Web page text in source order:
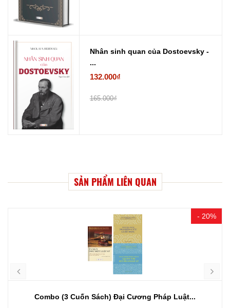
Nhân sinh quan của Dostoevsky -
...
132.000₫
165.000₫
SẢN PHẨM LIÊN QUAN
- 20%
Combo (3 Cuốn Sách) Đại Cương Pháp Luật...